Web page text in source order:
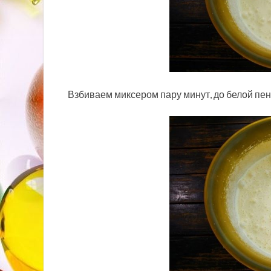
Взбиваем миксером пару минут, до белой